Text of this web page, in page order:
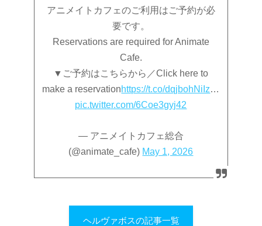
アニメイトカフェのご利用はご予約が必
要です。
Reservations are required for Animate
Cafe.
▼ご予約はこちらから／Click here to
make a reservationhttps://t.co/dqjbohNiIz…
pic.twitter.com/6Coe3gyj42
— アニメイトカフェ総合
(@animate_cafe) May 1, 2026
ヘルヴァボスの記事一覧